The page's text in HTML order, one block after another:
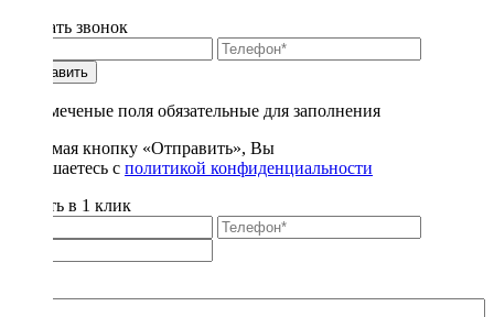
Заказать звонок
Отправить
* - отмеченые поля обязательные для заполнения
Нажимая кнопку «Отправить», Вы
соглашаетесь с политикой конфиденциальности
Купить в 1 клик